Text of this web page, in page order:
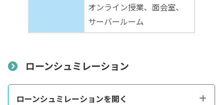
オンライン授業、面会室、
サーバールーム
ローンシュミレーション
ローンシュミレーションを開く